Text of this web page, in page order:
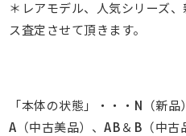
＊レアモデル、人気シリーズ
ス査定させて頂きます。
「本体の状態」・・・N（新
A（中古美品）、AB＆B（中古